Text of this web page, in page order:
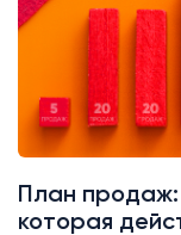
План продаж:
которая